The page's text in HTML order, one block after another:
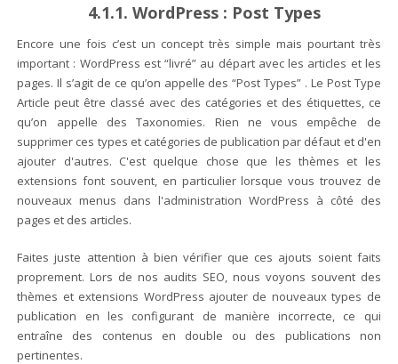
4.1.1. WordPress : Post Types
Encore une fois c’est un concept très simple mais pourtant très
important : WordPress est “livré” au départ avec les articles et les
pages. Il s’agit de ce qu’on appelle des “Post Types” . Le Post Type
Article peut être classé avec des catégories et des étiquettes, ce
qu’on appelle des Taxonomies. Rien ne vous empêche de
supprimer ces types et catégories de publication par défaut et d'en
ajouter d'autres. C'est quelque chose que les thèmes et les
extensions font souvent, en particulier lorsque vous trouvez de
nouveaux menus dans l'administration WordPress à côté des
pages et des articles.
Faites juste attention à bien vérifier que ces ajouts soient faits
proprement.Lors de nos audits SEO, nous voyons souvent des
thèmes et extensions WordPress ajouter de nouveaux types de
publication en les configurant de manière incorrecte, ce qui
entraîne des contenus en double ou des publications non
pertinentes.